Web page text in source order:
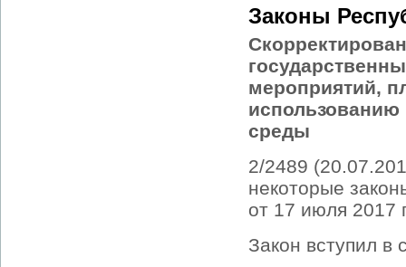
Законы
мероприятий,
среды
2/2489
некоторые
от 17 июля 2017
Закон вступил в